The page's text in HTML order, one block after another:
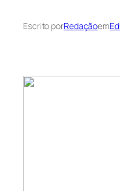
Escrito porRedaçãoem